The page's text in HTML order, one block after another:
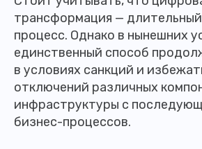
трансформация —
процесс. Однако в нынешних
единственный способ
в условиях санкций и
отключений различных
инфраструктуры с
бизнес-процессов.